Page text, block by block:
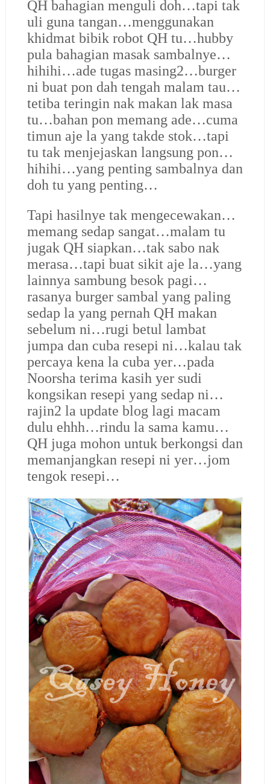
QH bahagian menguli doh…tapi tak
uli guna tangan…menggunakan
khidmat bibik robot QH tu…hubby
pula bahagian masak sambalnye…
hihihi…ade tugas masing2…burger
ni buat pon dah tengah malam tau…
tetiba teringin nak makan lak masa
tu…bahan pon memang ade…cuma
timun aje la yang takde stok…tapi
tu tak menjejaskan langsung pon…
hihihi…yang penting sambalnya dan
doh tu yang penting…
Tapi hasilnye tak mengecewakan…
memang sedap sangat…malam tu
jugak QH siapkan…tak sabo nak
merasa…tapi buat sikit aje la…yang
lainnya sambung besok pagi…
rasanya burger sambal yang paling
sedap la yang pernah QH makan
sebelum ni…rugi betul lambat
jumpa dan cuba resepi ni…kalau tak
percaya kena la cuba yer…pada
Noorsha terima kasih yer sudi
kongsikan resepi yang sedap ni…
rajin2 la update blog lagi macam
dulu ehhh…rindu la sama kamu…
QH juga mohon untuk berkongsi dan
memanjangkan resepi ni yer…jom
tengok resepi…